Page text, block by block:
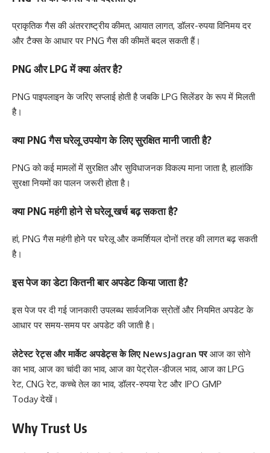
प्राकृतिक गैस की अंतरराष्ट्रीय कीमत, आयात लागत, डॉलर-रुपया विनिमय दर
और टैक्स के आधार पर PNG गैस की कीमतें बदल सकती हैं।
PNG और LPG में क्या अंतर है?
PNG पाइपलाइन के जरिए सप्लाई होती है जबकि LPG सिलेंडर के रूप में मिलती
है।
क्या PNG गैस घरेलू उपयोग के लिए सुरक्षित मानी जाती है?
PNG को कई मामलों में सुरक्षित और सुविधाजनक विकल्प माना जाता है, हालांकि
सुरक्षा नियमों का पालन जरूरी होता है।
क्या PNG महंगी होने से घरेलू खर्च बढ़ सकता है?
हां, PNG गैस महंगी होने पर घरेलू और कमर्शियल दोनों तरह की लागत बढ़ सकती
है।
इस पेज का डेटा कितनी बार अपडेट किया जाता है?
इस पेज पर दी गई जानकारी उपलब्ध सार्वजनिक स्रोतों और नियमित अपडेट के
आधार पर समय-समय पर अपडेट की जाती है।
लेटेस्ट रेट्स और मार्केट अपडेट्स के लिए NewsJagran पर आज का सोने
का भाव, आज का चांदी का भाव, आज का पेट्रोल-डीजल भाव, आज का LPG
रेट, CNG रेट,कच्चे तेल का भाव,डॉलर-रुपया रेट और IPO GMP
Todayदेखें।
Why Trust Us